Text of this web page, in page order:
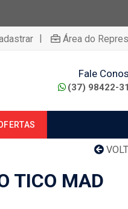
| Área do
Fale
(37) 98422-
TICO MAD